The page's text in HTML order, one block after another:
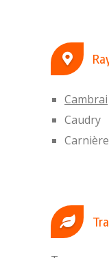
Cambrai
Caudry